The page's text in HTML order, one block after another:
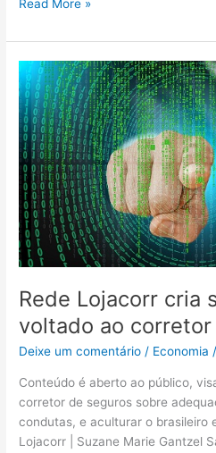
Read More »
Rede Lojacorr cria
voltado ao corretor
Deixe um comentário / Economia /
Conteúdo é aberto ao público,
corretor de seguros sobre
condutas, e aculturar o brasileiro
Lojacorr | Suzane Marie Gantzel
Rede
Lojacorr
cria
site
sobre
LGPD
voltado
ao
corretor